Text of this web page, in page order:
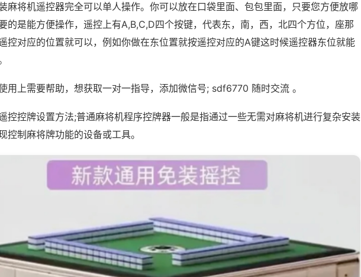
麻将机遥控器完全可以单人操作。你可以放在口袋里面、包包里面，只要您方便放哪
的是能方便操作，遥控上有A,B,C,D四个按键，代表东，南，西，北四个方位，座那
控对应的位置就可以，例如你做在东位置就按遥控对应的A键这时候遥控器东位就能
用上需要帮助，想获取一对一指导，添加微信号; sdf6770 随时交流 。
控控牌设置方法;普通麻将机程序控牌器一般是指通过一些无需对麻将机进行复杂安装
控制麻将牌功能的设备或工具。